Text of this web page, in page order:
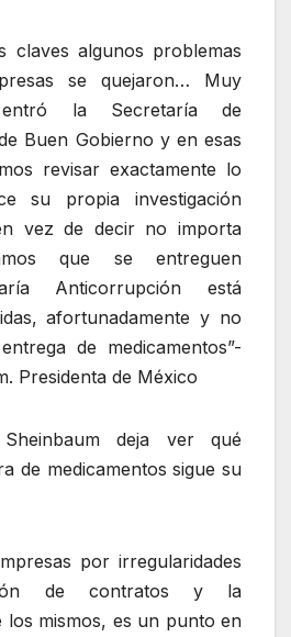
claves algunos problemas
se quejaron… Muy
entró la Secretaría de
Buen Gobierno y en esas
revisar exactamente lo
su propia investigación
vez de decir no importa
que se entreguen
Anticorrupción está
afortunadamente y no
de medicamentos”-
Presidenta de México
Sheinbaum deja ver qué
de medicamentos sigue su
por irregularidades
de contratos y la
los mismos, es un punto en